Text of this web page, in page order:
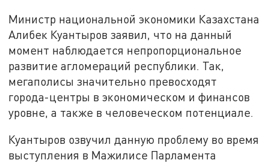
Министр национальной экономики Казахстана
Алибек Куантыров заявил, что на данный
момент наблюдается непропорциональное
развитие агломераций республики. Так,
мегаполисы значительно превосходят
города-центры в экономическом и финансов
уровне, а также в человеческом потенциале.
Куантыров озвучил данную проблему во время
выступления в Мажилисе Парламента